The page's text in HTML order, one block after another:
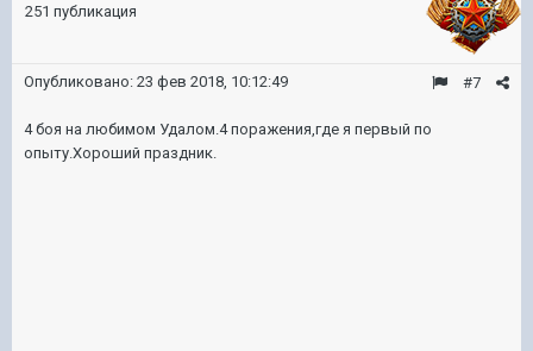
251 публикация
#7
Опубликовано: 23 фев 2018, 10:12:49
4 боя на любимом Удалом.4 поражения,где я первый по
опыту.Хороший праздник.